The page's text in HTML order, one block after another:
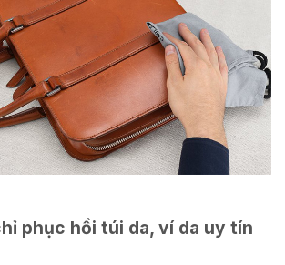
phục hồi túi da, ví da uy tín